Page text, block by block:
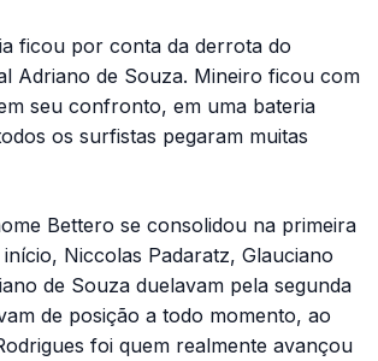
ficou por conta da derrota do
Adriano de Souza. Mineiro ficou com
seu confronto, em uma bateria
os surfistas pegaram muitas
Bettero se consolidou na primeira
Niccolas Padaratz, Glauciano
de Souza duelavam pela segunda
de posição a todo momento, ao
foi quem realmente avançou